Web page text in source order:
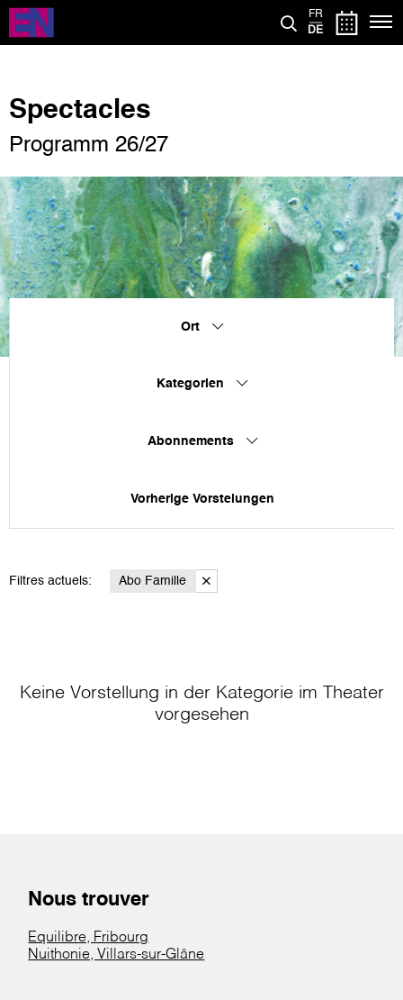
Direkt
zum
Inhalt
FR
DE
Spectacles
Programm 26/27
Ort
Kategorien
Abonnements
Vorherige Vorstelungen
Filtres actuels: Abo Famille
Keine Vorstellung in der Kategorie im Theater
vorgesehen
Nous trouver
Equilibre, Fribourg
Nuithonie, Villars-sur-Glâne